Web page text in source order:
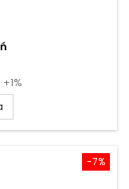
+1%
-7%